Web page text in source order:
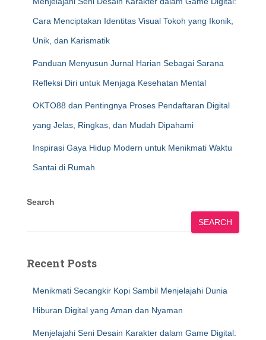
Cara Menciptakan Identitas Visual Tokoh yang Ikonik,
Unik, dan Karismatik
Panduan Menyusun Jurnal Harian Sebagai Sarana
Refleksi Diri untuk Menjaga Kesehatan Mental
OKTO88 dan Pentingnya Proses Pendaftaran Digital
yang Jelas, Ringkas, dan Mudah Dipahami
Inspirasi Gaya Hidup Modern untuk Menikmati Waktu
Santai di Rumah
Search
SEARCH
Recent Posts
Menikmati Secangkir Kopi Sambil Menjelajahi Dunia
Hiburan Digital yang Aman dan Nyaman
Menjelajahi Seni Desain Karakter dalam Game Digital: